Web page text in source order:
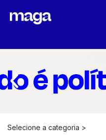
Selecione a categoria >